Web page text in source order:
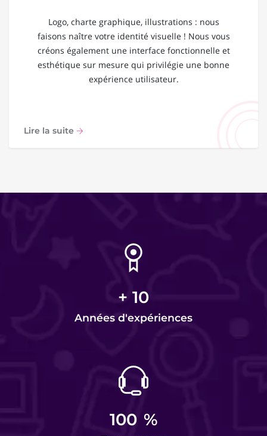
Logo, charte graphique, illustrations : nous
faisons naître votre identité visuelle ! Nous vous
créons également une interface fonctionnelle et
esthétique sur mesure qui privilégie une bonne
expérience utilisateur.
Lire la suite
+ 10
Années d'expériences
100 %